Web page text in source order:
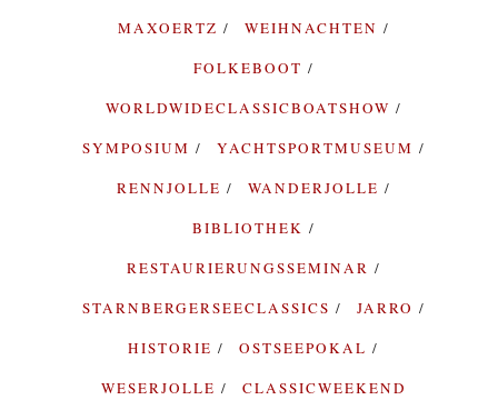
MAXOERTZ
WEIHNACHTEN
FOLKEBOOT
WORLDWIDECLASSICBOATSHOW
SYMPOSIUM
YACHTSPORTMUSEUM
RENNJOLLE
WANDERJOLLE
BIBLIOTHEK
RESTAURIERUNGSSEMINAR
STARNBERGERSEECLASSICS
JARRO
HISTORIE
OSTSEEPOKAL
WESERJOLLE
CLASSICWEEKEND